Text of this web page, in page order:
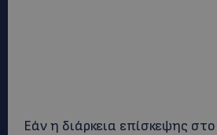
Εάν η διάρκεια επίσκεψης